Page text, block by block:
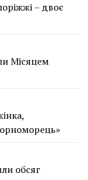
– двоє
Місяцем
обсяг